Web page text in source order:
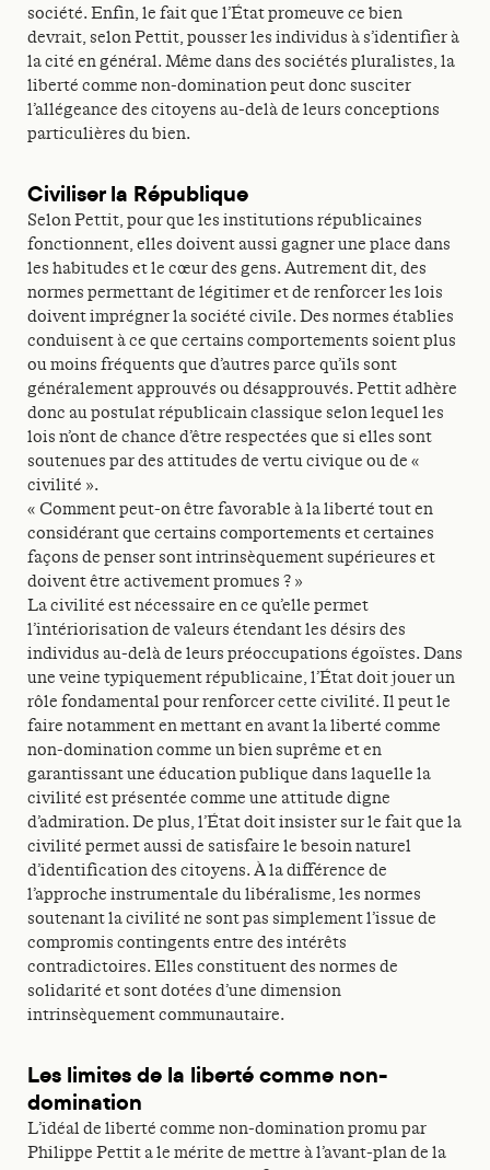
société. Enfin, le fait que l’État promeuve ce bien
devrait, selon Pettit, pousser les individus à s’identifier à
la cité en général. Même dans des sociétés pluralistes, la
liberté comme non-domination peut donc susciter
l’allégeance des citoyens au-delà de leurs conceptions
particulières du bien.
Civiliser la République
Selon Pettit, pour que les institutions républicaines
fonctionnent, elles doivent aussi gagner une place dans
les habitudes et le cœur des gens. Autrement dit, des
normes permettant de légitimer et de renforcer les lois
doivent imprégner la société civile. Des normes établies
conduisent à ce que certains comportements soient plus
ou moins fréquents que d’autres parce qu’ils sont
généralement approuvés ou désapprouvés. Pettit adhère
donc au postulat républicain classique selon lequel les
lois n’ont de chance d’être respectées que si elles sont
soutenues par des attitudes de vertu civique ou de «
civilité ».
« Comment peut-on être favorable à la liberté tout en
considérant que certains comportements et certaines
façons de penser sont intrinsèquement supérieures et
doivent être activement promues ? »
La civilité est nécessaire en ce qu’elle permet
l’intériorisation de valeurs étendant les désirs des
individus au-delà de leurs préoccupations égoïstes. Dans
une veine typiquement républicaine, l’État doit jouer un
rôle fondamental pour renforcer cette civilité. Il peut le
faire notamment en mettant en avant la liberté comme
non-domination comme un bien suprême et en
garantissant une éducation publique dans laquelle la
civilité est présentée comme une attitude digne
d’admiration. De plus, l’État doit insister sur le fait que la
civilité permet aussi de satisfaire le besoin naturel
d’identification des citoyens. À la différence de
l’approche instrumentale du libéralisme, les normes
soutenant la civilité ne sont pas simplement l’issue de
compromis contingents entre des intérêts
contradictoires. Elles constituent des normes de
solidarité et sont dotées d’une dimension
intrinsèquement communautaire.
Les limites de la liberté comme non-
domination
L’idéal de liberté comme non-domination promu par
Philippe Pettit a le mérite de mettre à l’avant-plan de la